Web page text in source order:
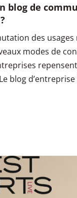
blog de
des
modes de
blog